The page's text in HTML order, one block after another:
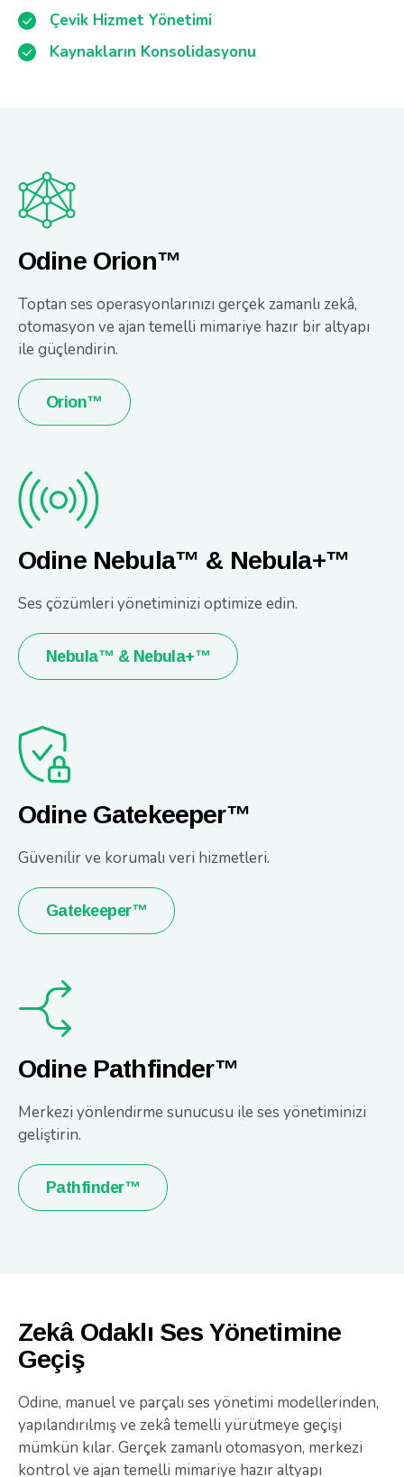
Çevik Hizmet Yönetimi
Kaynakların Konsolidasyonu
Odine Orion™
Toptan ses operasyonlarınızı gerçek zamanlı zekâ,
otomasyon ve ajan temelli mimariye hazır bir altyapı
ile güçlendirin.
Orion™
Odine Nebula™ & Nebula+™
Ses çözümleri yönetiminizi optimize edin.
Nebula™ & Nebula+™
Odine Gatekeeper™
Güvenilir ve korumalı veri hizmetleri.
Gatekeeper™
Odine Pathfinder™
Merkezi yönlendirme sunucusu ile ses yönetiminizi
geliştirin.
Pathfinder™
Zekâ Odaklı Ses Yönetimine
Geçiş
Odine, manuel ve parçalı ses yönetimi modellerinden,
yapılandırılmış ve zekâ temelli yürütmeye geçişi
mümkün kılar. Gerçek zamanlı otomasyon, merkezi
kontrol ve ajan temelli mimariye hazır altyapı